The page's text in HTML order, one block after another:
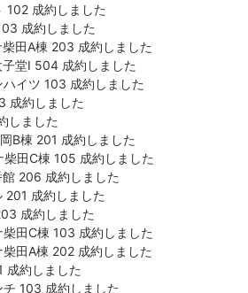
成約しました
成約しました
田A棟 203 成約しました
堂Ⅰ 504 成約しました
イツ 103 成約しました
成約しました
しました
B棟 201 成約しました
田C棟 105 成約しました
206 成約しました
成約しました
成約しました
田C棟 103 成約しました
田A棟 202 成約しました
成約しました
103 成約しました